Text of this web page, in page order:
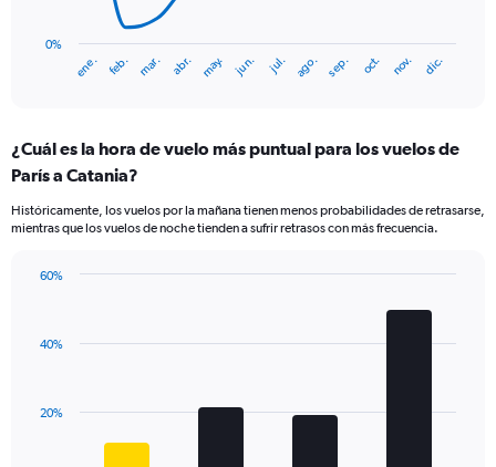
has
categories.
Range:
categories.
The
has
axis
Range:
ene. feb. mar. abr. may. jun. jul. ago. sep. oct. nov. dic.
0%
¿Cuál es la hora de vuelo más puntual para los vuelos de
París a Catania?
Históricamente, los vuelos por la mañana tienen menos probabilidades de retrasarse,
mientras que los vuelos de noche tienden a sufrir retrasos con más frecuencia.
The
20%
40%
60%